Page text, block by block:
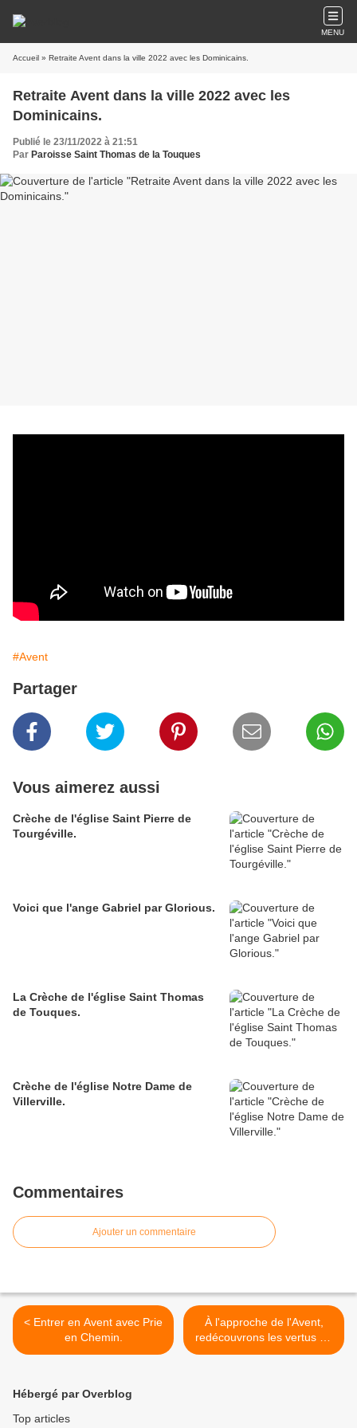
MENU
Accueil » Retraite Avent dans la ville 2022 avec les Dominicains.
Retraite Avent dans la ville 2022 avec les
Dominicains.
Publié le 23/11/2022 à 21:51
Par Paroisse Saint Thomas de la Touques
#Avent
Partager
Vous aimerez aussi
Crèche de l'église Saint Pierre de
Tourgéville.
Voici que l'ange Gabriel par Glorious.
La Crèche de l'église Saint Thomas
de Touques.
Crèche de l'église Notre Dame de
Villerville.
Commentaires
Ajouter un commentaire
< Entrer en Avent avec Prie
en Chemin.
À l'approche de l'Avent,
redécouvrons les vertus de
la nuit. >
Hébergé par Overblog
Top articles